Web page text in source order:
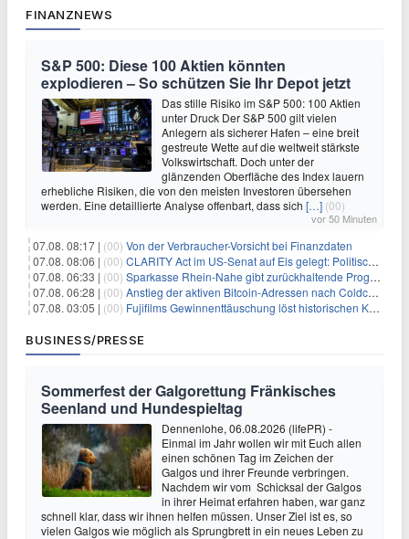
FINANZNEWS
S&P 500: Diese 100 Aktien könnten
explodieren – So schützen Sie Ihr Depot jetzt
Das stille Risiko im S&P 500: 100 Aktien
unter Druck Der S&P 500 gilt vielen
Anlegern als sicherer Hafen – eine breit
gestreute Wette auf die weltweit stärkste
Volkswirtschaft. Doch unter der
glänzenden Oberfläche des Index lauern
erhebliche Risiken, die von den meisten Investoren übersehen
werden. Eine detaillierte Analyse offenbart, dass sich […] (00)
vor 50 Minuten
07.08. 08:17 | (00) Von der Verbraucher-Vorsicht bei Finanzdaten
07.08. 08:06 | (00) CLARITY Act im US-Senat auf Eis gelegt: Politische Differenzen verzögern Krypto-Gesetzgebung bis September
07.08. 06:33 | (00) Sparkasse Rhein-Nahe gibt zurückhaltende Prognose
07.08. 06:28 | (00) Anstieg der aktiven Bitcoin-Adressen nach Coldcard-Panik
07.08. 03:05 | (00) Fujifilms Gewinnenttäuschung löst historischen Kursrückgang aus
BUSINESS/PRESSE
Sommerfest der Galgorettung Fränkisches
Seenland und Hundespieltag
Dennenlohe, 06.08.2026 (lifePR) -
Einmal im Jahr wollen wir mit Euch allen
einen schönen Tag im Zeichen der
Galgos und ihrer Freunde verbringen.
Nachdem wir vom Schicksal der Galgos
in ihrer Heimat erfahren haben, war ganz
schnell klar, dass wir ihnen helfen müssen. Unser Ziel ist es, so
vielen Galgos wie möglich als Sprungbrett in ein neues Leben zu